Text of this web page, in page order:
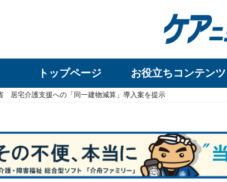
トップページ お役立ちコンテンツ
居宅介護支援への「同一建物減算」導入案を提示